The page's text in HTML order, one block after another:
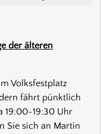
der älteren
Volksfestplatz
fährt pünktlich
19:00-19:30 Uhr
Sie sich an Martin